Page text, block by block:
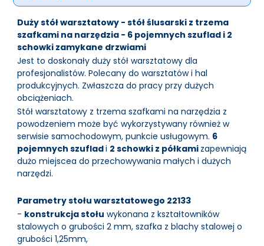
Duży stół warsztatowy - stół ślusarski z trzema
szafkami na narzędzia - 6 pojemnych szuflad i 2
schowki zamykane drzwiami
Jest to doskonały duży stół warsztatowy dla
profesjonalistów. Polecany do warsztatów i hal
produkcyjnych. Zwłaszcza do pracy przy dużych
obciążeniach.
Stół warsztatowy z trzema szafkami na narzędzia z
powodzeniem może być wykorzystywany również w
serwisie samochodowym, punkcie usługowym. 6
pojemnych szufladi 2 schowki z półkami zapewniają
dużo miejscea do przechowywania małych i dużych
narzędzi.
Parametry stołu warsztatowego 22133
- konstrukcja stołu wykonana z kształtowników
stalowych o grubości 2 mm, szafka z blachy stalowej o
grubości 1,25mm,